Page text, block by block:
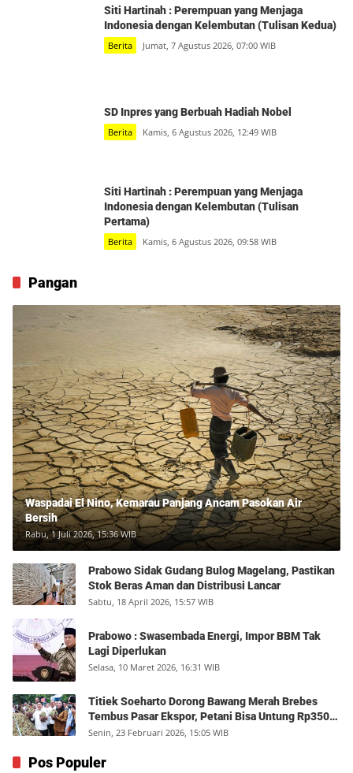
Siti Hartinah : Perempuan yang Menjaga
Indonesia dengan Kelembutan (Tulisan Kedua)
Berita Jumat, 7 Agustus 2026, 07:00 WIB
SD Inpres yang Berbuah Hadiah Nobel
Berita Kamis, 6 Agustus 2026, 12:49 WIB
Siti Hartinah : Perempuan yang Menjaga
Indonesia dengan Kelembutan (Tulisan
Pertama)
Berita Kamis, 6 Agustus 2026, 09:58 WIB
Pangan
Waspadai El Nino, Kemarau Panjang Ancam Pasokan Air
Bersih
Rabu, 1 Juli 2026, 15:36 WIB
Prabowo Sidak Gudang Bulog Magelang, Pastikan
Stok Beras Aman dan Distribusi Lancar
Sabtu, 18 April 2026, 15:57 WIB
Prabowo : Swasembada Energi, Impor BBM Tak
Lagi Diperlukan
Selasa, 10 Maret 2026, 16:31 WIB
Titiek Soeharto Dorong Bawang Merah Brebes
Tembus Pasar Ekspor, Petani Bisa Untung Rp350
Juta per Hektare
Senin, 23 Februari 2026, 15:05 WIB
Pos Populer